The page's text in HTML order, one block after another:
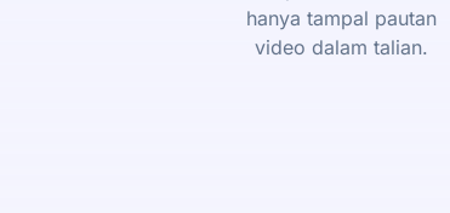
hanya tampal pautan
video dalam talian.